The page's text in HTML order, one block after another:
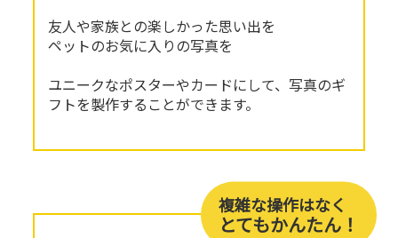
友人や家族との楽しかった思い出を
ペットのお気に入りの写真を
ユニークなポスターやカードにして、写真のギ
フトを製作することができます。
複雑な操作はなく
とてもかんたん！